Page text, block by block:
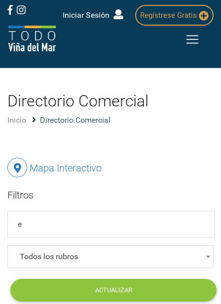
Iniciar Sesión Regístrese Gratis
Directorio Comercial
Inicio Directorio Comercial
Mapa Interactivo
Filtros
Todos los rubros
ACTUALIZAR